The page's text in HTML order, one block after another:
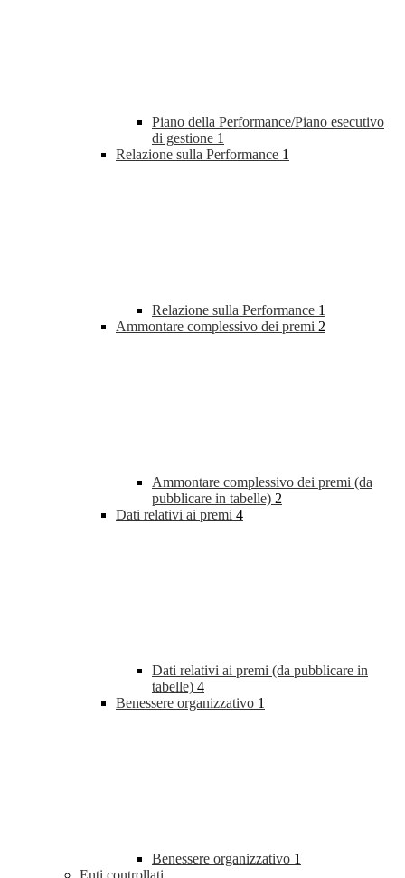
Piano della Performance/Piano esecutivo
di gestione 1
Relazione sulla Performance 1
Relazione sulla Performance 1
Ammontare complessivo dei premi 2
Ammontare complessivo dei premi (da
pubblicare in tabelle) 2
Dati relativi ai premi 4
Dati relativi ai premi (da pubblicare in
tabelle) 4
Benessere organizzativo 1
Benessere organizzativo 1